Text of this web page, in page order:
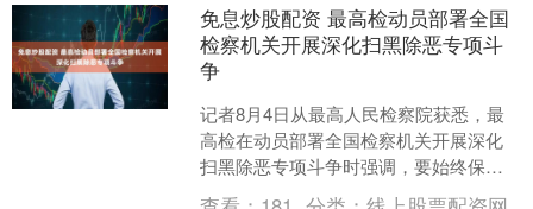
免息炒股配资 最高检动员部署全国
检察机关开展深化扫黑除恶专项斗
争
记者8月4日从最高人民检察院获悉，最
高检在动员部署全国检察机关开展深化
扫黑除恶专项斗争时强调，要始终保持
对黑恶犯罪的高压态势，突出打击重